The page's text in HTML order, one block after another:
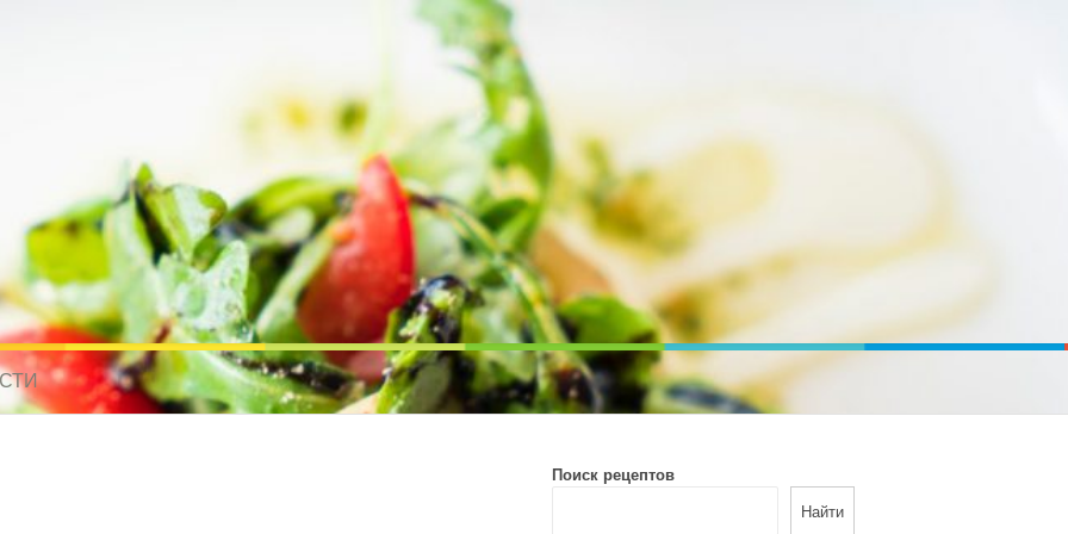
рецепты для всех
РЕЦЕПТЫ ДЛЯ МУЛЬТИВАРКИ. РЕЦЕПТЫ ДЛЯ МИКРОВОЛНОВОЙ ПЕЧИ. ДИЕТИЧЕСКОЕ ПИТАНИЕ
Поиск рецептов
Найти